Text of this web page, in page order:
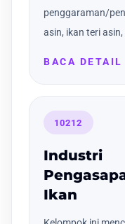
penggaraman/
asin, ikan teri
BACA DETAIL
10212
Industri
Ikan